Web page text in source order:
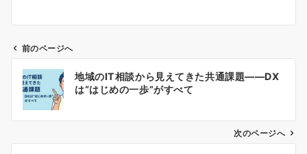
前のページへ
地域のIT相談から見えてきた共通課題――DX
は“はじめの一歩”がすべて
次のページへ